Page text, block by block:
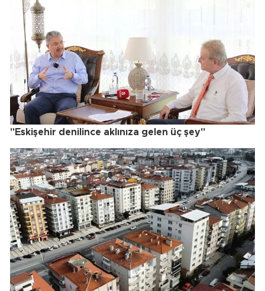
"Eskişehir denilince aklınıza gelen üç şey"